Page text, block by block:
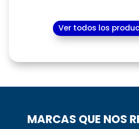
Ver todos los
MARCAS QUE NOS